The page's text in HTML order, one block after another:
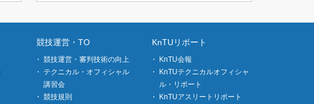
競技運営・TO
競技運営・審判技術の向上
テクニカル・オフィシャル
講習会
競技規則
KnTUリポート
KnTU会報
KnTUテクニカルオフィシャ
ル・リポート
KnTUアスリートリポート